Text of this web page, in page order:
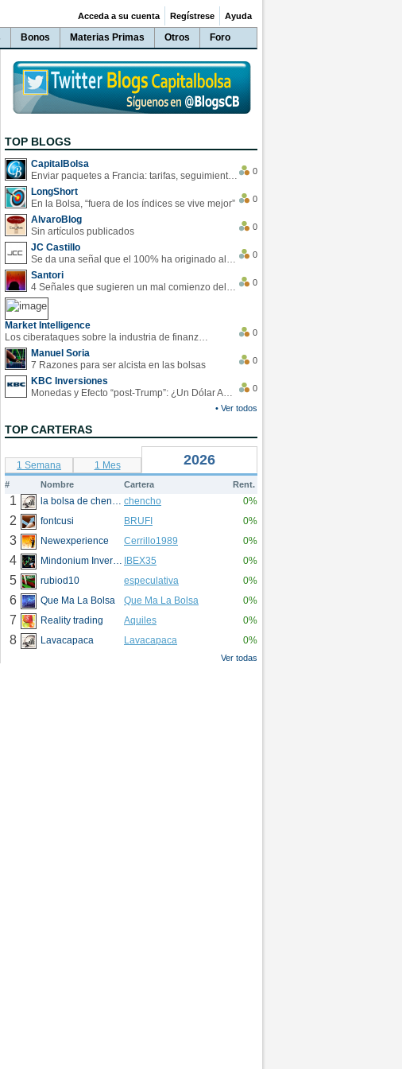
Bonos Materias Primas Otros Foro
Acceda a su cuenta Regístrese Ayuda
TOP BLOGS
CapitalBolsa
Enviar paquetes a Francia: tarifas, seguimiento y ventajas destacadas
0
LongShort
En la Bolsa, “fuera de los índices se vive mejor”
0
AlvaroBlog
Sin artículos publicados
0
JC Castillo
Se da una señal que el 100% ha originado alzas en las bolsas
0
Santori
4 Señales que sugieren un mal comienzo del 3T de la economía EEUU
0
Market Intelligence
Los ciberataques sobre la industria de finanzas se han duplicado este año
0
Manuel Soria
7 Razones para ser alcista en las bolsas
0
KBC Inversiones
Monedas y Efecto “post-Trump”: ¿Un Dólar Americano operando en rangos?
0
• Ver todos
TOP CARTERAS
1 Semana 1 Mes 2026
# Nombre Cartera Rent.
1 la bolsa de chencho chencho 0%
2 fontcusi BRUFI 0%
3 Newexperience Cerrillo1989 0%
4 Mindonium Inversions IBEX35 0%
5 rubiod10 especulativa 0%
6 Que Ma La Bolsa Que Ma La Bolsa 0%
7 Reality trading Aquiles 0%
8 Lavacapaca Lavacapaca 0%
Ver todas